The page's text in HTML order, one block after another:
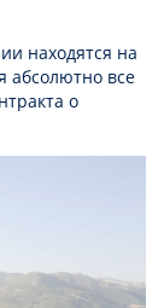
находятся на
абсолютно все
о